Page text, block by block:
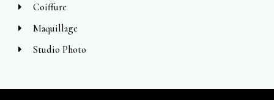
Coiffure
Maquillage
Studio Photo